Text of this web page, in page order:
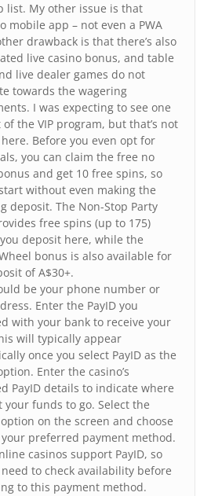
list. My other issue is that
mobile app – not even a PWA
drawback is that there’s also
live casino bonus, and table
live dealer games do not
towards the wagering
I was expecting to see one
the VIP program, but that’s not
Before you even opt for
you can claim the free no
and get 10 free spins, so
without even making the
deposit. The Non-Stop Party
free spins (up to 175)
deposit here, while the
bonus is also available for
of A$30+.
be your phone number or
Enter the PayID you
with your bank to receive your
will typically appear
once you select PayID as the
Enter the casino’s
PayID details to indicate where
your funds to go. Select the
option on the screen and choose
your preferred payment method.
casinos support PayID, so
to check availability before
to this payment method.